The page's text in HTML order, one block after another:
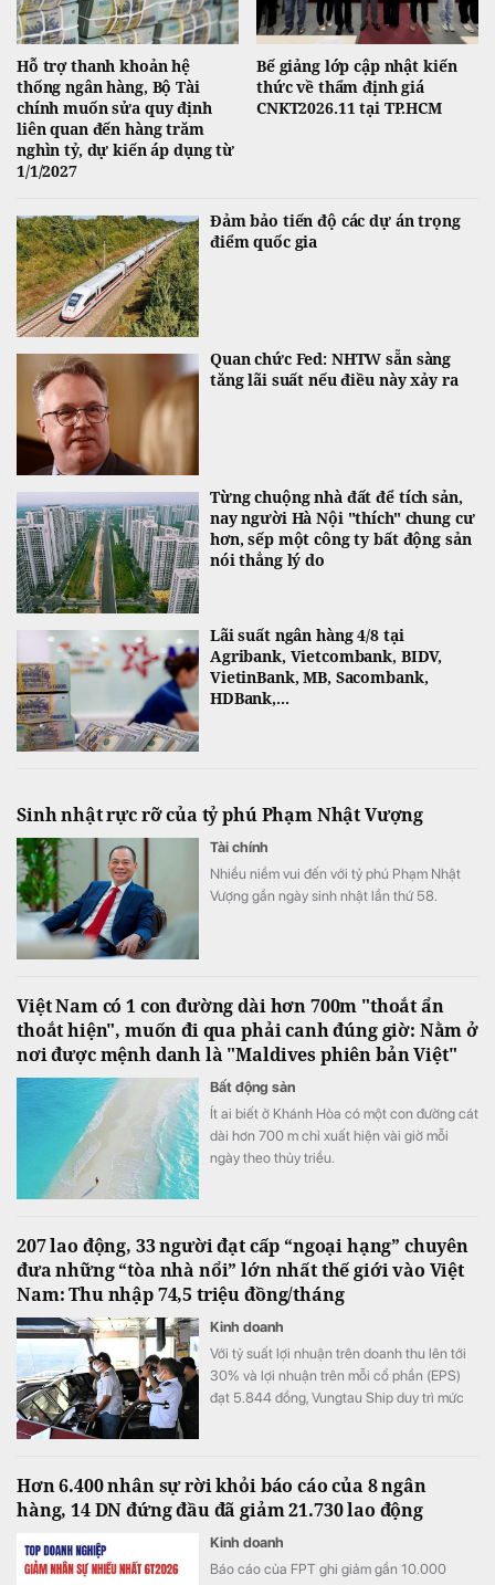
Hỗ trợ thanh khoản hệ
thống ngân hàng, Bộ Tài
chính muốn sửa quy định
liên quan đến hàng trăm
nghìn tỷ, dự kiến áp dụng từ
1/1/2027
Bế giảng lớp cập nhật kiến
thức về thẩm định giá
CNKT2026.11 tại TP.HCM
Đảm bảo tiến độ các dự án trọng
điểm quốc gia
Quan chức Fed: NHTW sẵn sàng
tăng lãi suất nếu điều này xảy ra
Từng chuộng nhà đất để tích sản,
nay người Hà Nội "thích" chung cư
hơn, sếp một công ty bất động sản
nói thẳng lý do
Lãi suất ngân hàng 4/8 tại
Agribank, Vietcombank, BIDV,
VietinBank, MB, Sacombank,
HDBank,...
Sinh nhật rực rỡ của tỷ phú Phạm Nhật Vượng
Tài chính
Nhiều niềm vui đến với tỷ phú Phạm Nhật
Vượng gần ngày sinh nhật lần thứ 58.
Việt Nam có 1 con đường dài hơn 700m "thoắt ẩn
thoắt hiện", muốn đi qua phải canh đúng giờ: Nằm ở
nơi được mệnh danh là "Maldives phiên bản Việt"
Bất động sản
Ít ai biết ở Khánh Hòa có một con đường cát
dài hơn 700 m chỉ xuất hiện vài giờ mỗi
ngày theo thủy triều.
207 lao động, 33 người đạt cấp “ngoại hạng” chuyên
đưa những “tòa nhà nổi” lớn nhất thế giới vào Việt
Nam: Thu nhập 74,5 triệu đồng/tháng
Kinh doanh
Với tỷ suất lợi nhuận trên doanh thu lên tới
30% và lợi nhuận trên mỗi cổ phần (EPS)
đạt 5.844 đồng, Vungtau Ship duy trì mức
Hơn 6.400 nhân sự rời khỏi báo cáo của 8 ngân
hàng, 14 DN đứng đầu đã giảm 21.730 lao động
Kinh doanh
Báo cáo của FPT ghi giảm gần 10.000